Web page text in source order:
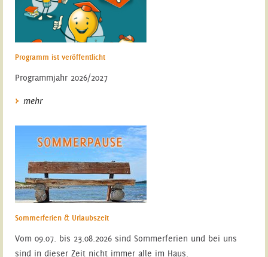
Programm ist veröffentlicht
Programmjahr 2026/2027
mehr
Sommerferien & Urlaubszeit
Vom 09.07. bis 23.08.2026 sind Sommerferien und bei uns
sind in dieser Zeit nicht immer alle im Haus.